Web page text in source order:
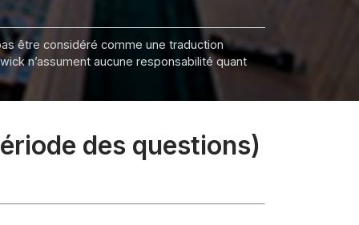
être considéré comme une traduction
n’assument aucune responsabilité quant
des questions)